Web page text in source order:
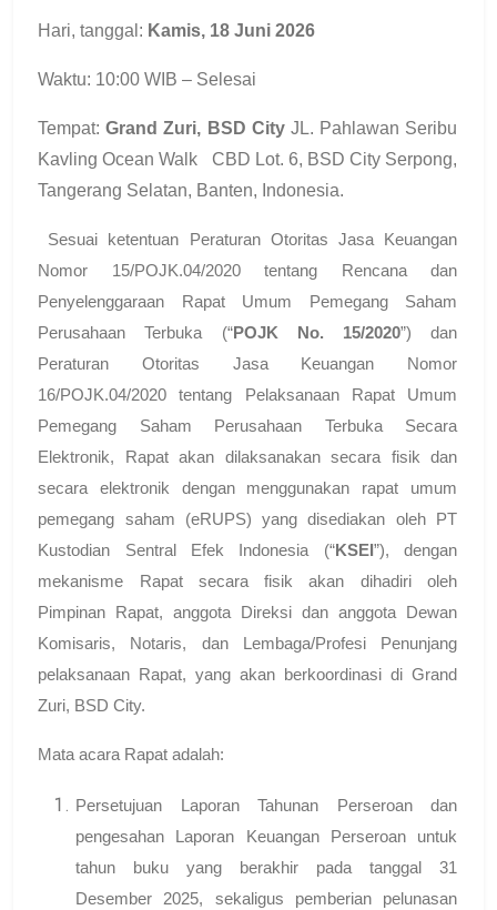
Hari, tanggal: Kamis, 18 Juni 2026
Waktu: 10:00 WIB – Selesai
Tempat: Grand Zuri, BSD City JL. Pahlawan Seribu
Kavling Ocean Walk CBD Lot. 6, BSD City Serpong,
Tangerang Selatan, Banten, Indonesia.
Sesuai ketentuan Peraturan Otoritas Jasa Keuangan
Nomor 15/POJK.04/2020 tentang Rencana dan
Penyelenggaraan Rapat Umum Pemegang Saham
Perusahaan Terbuka (“POJK No. 15/2020”) dan
Peraturan Otoritas Jasa Keuangan Nomor
16/POJK.04/2020 tentang Pelaksanaan Rapat Umum
Pemegang Saham Perusahaan Terbuka Secara
Elektronik, Rapat akan dilaksanakan secara fisik dan
secara elektronik dengan menggunakan rapat umum
pemegang saham (eRUPS) yang disediakan oleh PT
Kustodian Sentral Efek Indonesia (“KSEI ”), dengan
mekanisme Rapat secara fisik akan dihadiri oleh
Pimpinan Rapat, anggota Direksi dan anggota Dewan
Komisaris, Notaris, dan Lembaga/Profesi Penunjang
pelaksanaan Rapat, yang akan berkoordinasi di Grand
Zuri, BSD City.
Mata acara Rapat adalah:
Persetujuan Laporan Tahunan Perseroan dan
pengesahan Laporan Keuangan Perseroan untuk
tahun buku yang berakhir pada tanggal 31
Desember 2025, sekaligus pemberian pelunasan